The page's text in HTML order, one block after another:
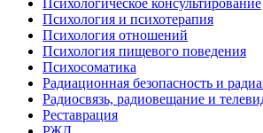
Психологическое консультирование
Психология и психотерапия
Психология отношений
Психология пищевого поведения
Психосоматика
Радиационная безопасность и
Радиосвязь, радиовещание и
Реставрация